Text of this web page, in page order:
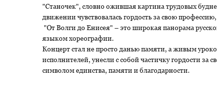
"Станочек", словно ожившая картина трудовых
движении чувствовалась гордость за свою
"От Волги до Енисея" – это широкая панорама
языком хореографии.
Концерт стал не просто данью памяти, а живым
исполнителей, унесли с собой частичку гордости за
символом единства, памяти и благодарности.